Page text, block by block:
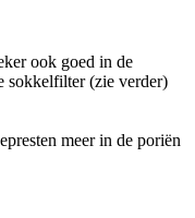
ook goed in de
sokkelfilter (zie verder)
meer in de poriën